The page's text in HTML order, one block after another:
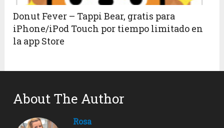
Donut Fever – Tappi Bear, gratis para
iPhone/iPod Touch por tiempo limitado en
la app Store
About The Author
Rosa